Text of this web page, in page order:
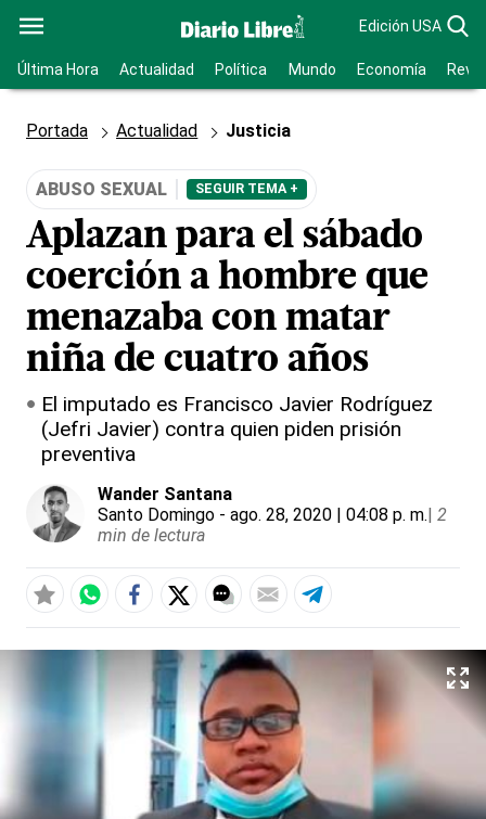
Edición USA
Última Hora Actualidad Política Mundo Economía
Portada Actualidad Justicia
ABUSO SEXUAL SEGUIR TEMA +
Aplazan para el sábado
coerción a hombre que
menazaba con matar
niña de cuatro años
El imputado es Francisco Javier Rodríguez
(Jefri Javier) contra quien piden prisión
preventiva
Wander Santana
Santo Domingo - ago. 28, 2020 | 04:08 p. m.| 2
min de lectura